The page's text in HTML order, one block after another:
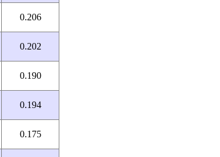
0.206
0.202
0.190
0.194
0.175